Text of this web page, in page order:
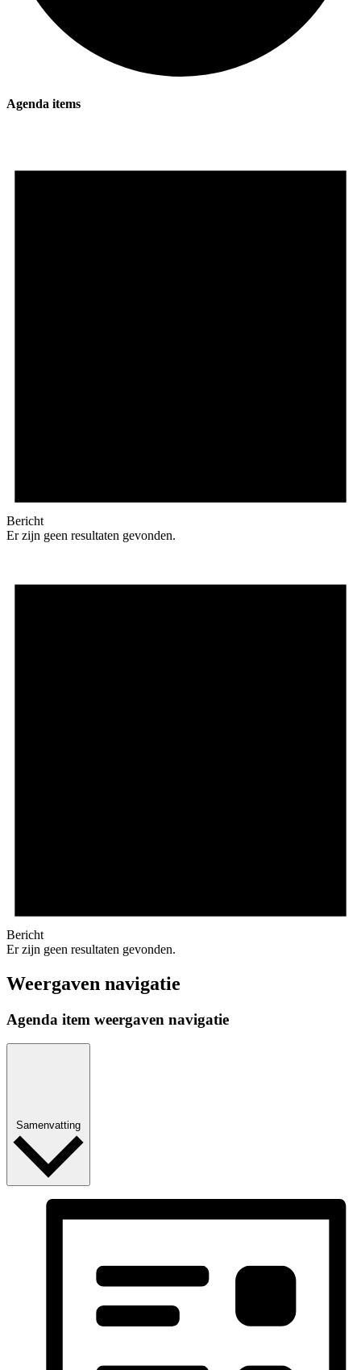
Agenda items
Bericht
Er zijn geen resultaten gevonden.
Bericht
Er zijn geen resultaten gevonden.
Weergaven navigatie
Agenda item weergaven navigatie
Samenvatting